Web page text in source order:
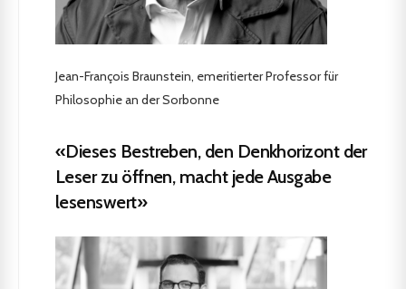
Jean-François Braunstein, emeritierter Professor für
Philosophie an der Sorbonne
«Dieses Bestreben, den Denkhorizont der
Leser zu öffnen, macht jede Ausgabe
lesenswert»